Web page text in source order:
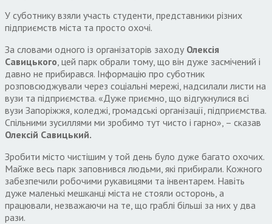
У суботнику взяли участь студенти, представники різних
підприємств міста та просто охочі.
За словами одного із організаторів заходу Олексія
Савицького , цей парк обрали тому, що він дуже засмічений і
давно не прибирався. Інформацію про суботник
розповсюджували через соціальні мережі, надсилали листи на
вузи та підприємства. «Дуже приємно, що відгукнулися всі
вузи Запоріжжя, коледжі, громадські організації, підприємства.
Спільними зусиллями ми зробимо тут чисто і гарно», – сказав
Олексій Савицький.
Зробити місто чистішим у той день було дуже багато охочих.
Майже весь парк заповнився людьми, які прибирали. Кожного
забезпечили робочими рукавицями та інвентарем. Навіть
дуже маленькі мешканці міста не стояли осторонь, а
працювали, незважаючи на те, що граблі більші за них у два
рази.